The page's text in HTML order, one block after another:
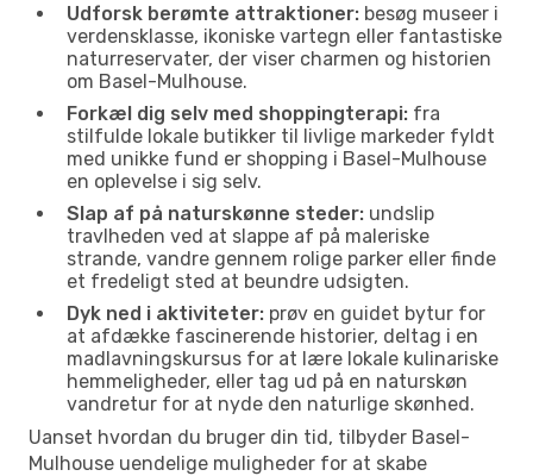
Udforsk berømte attraktioner: besøg museer i
verdensklasse, ikoniske vartegn eller fantastiske
naturreservater, der viser charmen og historien
om Basel-Mulhouse.
Forkæl dig selv med shoppingterapi: fra
stilfulde lokale butikker til livlige markeder fyldt
med unikke fund er shopping i Basel-Mulhouse
en oplevelse i sig selv.
Slap af på naturskønne steder: undslip
travlheden ved at slappe af på maleriske
strande, vandre gennem rolige parker eller finde
et fredeligt sted at beundre udsigten.
Dyk ned i aktiviteter: prøv en guidet bytur for
at afdække fascinerende historier, deltag i en
madlavningskursus for at lære lokale kulinariske
hemmeligheder, eller tag ud på en naturskøn
vandretur for at nyde den naturlige skønhed.
Uanset hvordan du bruger din tid, tilbyder Basel-
Mulhouse uendelige muligheder for at skabe